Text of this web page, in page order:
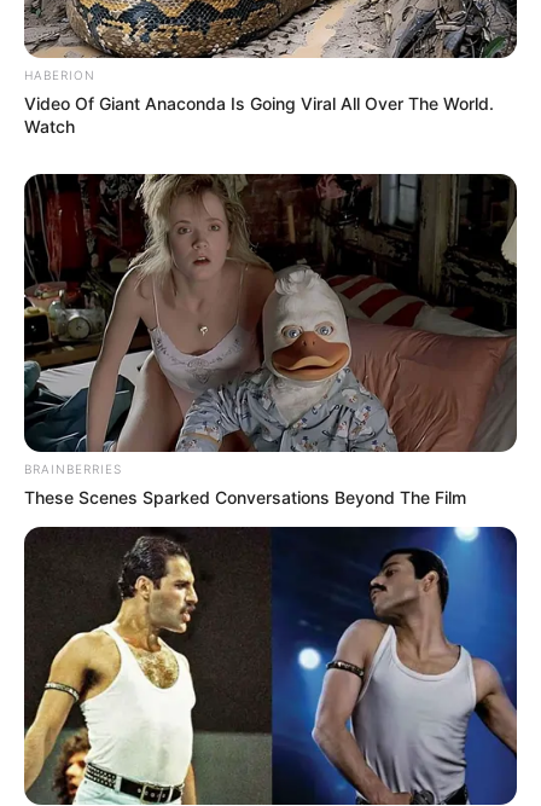
HABERION
Video Of Giant Anaconda Is Going Viral All Over The World.
Watch
BRAINBERRIES
These Scenes Sparked Conversations Beyond The Film